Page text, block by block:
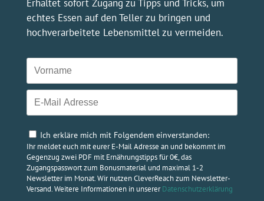
Erhaltet sofort Zugang zu Tipps und Tricks, um
echtes Essen auf den Teller zu bringen und
hochverarbeitete Lebensmittel zu vermeiden.
Ich erkläre mich mit Folgendem einverstanden:
Ihr meldet euch mit eurer E-Mail Adresse an und bekommt im
Gegenzug zwei PDF mit Ernährungstipps für 0€, das
Zugangspasswort zum Bonusmaterial und maximal 1-2
Newsletter im Monat. Wir nutzen CleverReach zum Newsletter-
Versand. Weitere Informationen in unsererDatenschutzerklärung